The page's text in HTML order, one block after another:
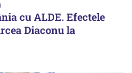
cu ALDE. Efectele
Diaconu la